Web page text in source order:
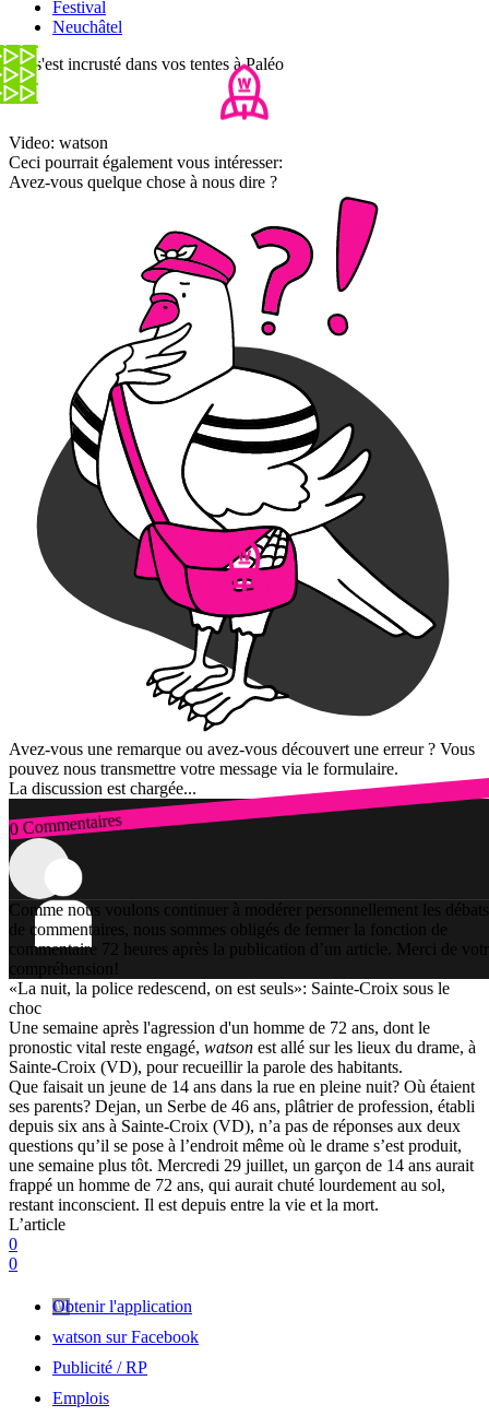
Festival
Neuchâtel
On s'est incrusté dans vos tentes à Paléo
Video: watson
Ceci pourrait également vous intéresser:
Avez-vous quelque chose à nous dire ?
Avez-vous une remarque ou avez-vous découvert une erreur ? Vous
pouvez nous transmettre votre message via le formulaire.
La discussion est chargée...
0 Commentaires
Connexion
Comme nous voulons continuer à modérer personnellement les débats
de commentaires, nous sommes obligés de fermer la fonction de
commentaire 72 heures après la publication d’un article. Merci de
compréhension!
«La nuit, la police redescend, on est seuls»: Sainte-Croix sous le
choc
Une semaine après l'agression d'un homme de 72 ans, dont le
pronostic vital reste engagé, watson est allé sur les lieux du drame, à
Sainte-Croix (VD), pour recueillir la parole des habitants.
Que faisait un jeune de 14 ans dans la rue en pleine nuit? Où étaient
ses parents? Dejan, un Serbe de 46 ans, plâtrier de profession, établi
depuis six ans à Sainte-Croix (VD), n’a pas de réponses aux deux
questions qu’il se pose à l’endroit même où le drame s’est produit,
une semaine plus tôt. Mercredi 29 juillet, un garçon de 14 ans aurait
frappé un homme de 72 ans, qui aurait chuté lourdement au sol,
restant inconscient. Il est depuis entre la vie et la mort.
L’article
0
0
Obtenir l'application
watson sur Facebook
Publicité / RP
Emplois